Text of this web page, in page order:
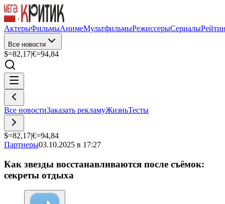
АктерыФильмыАнимеМультфильмыРежиссерыСериалы
Все новости
$=82,17|€=94,84
Все новостиЗаказать рекламуЖизньТесты
$=82,17|€=94,84
Партнеры03.10.2025 в 17:27
Как звезды восстанавливаются после съёмок:
секреты отдыха